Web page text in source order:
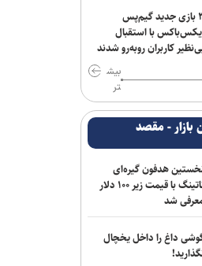
۳ بازی جدید گیم‌پس
با استقبال
کاربران روبه‌رو شدند
بیش
تر
بازار - مقصد
هدفون گیره‌ای
ناتینگ با قیمت زیر ۱۰۰ دلار
شد
داغ را داخل یخچال